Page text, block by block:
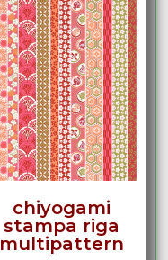
chiyogami
stampa riga
multipattern